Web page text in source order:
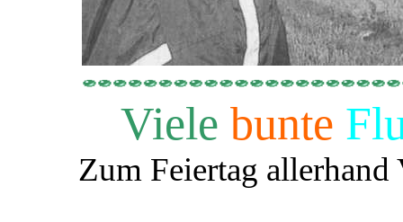
Viele bunte
Zum Feiertag